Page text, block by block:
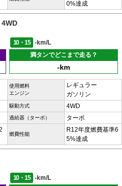
0%達成
10・15
-km/L
満タンでどこまで走る？
-km
使用燃料
エンジン
レギュラー
ガソリン
駆動方式 4WD
過給器（ターボ） ターボ
燃費性能
R12年度燃費基準6
5%達成
10・15
-km/L